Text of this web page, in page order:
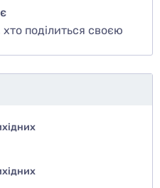
поділиться своєю